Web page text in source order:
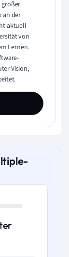
großer
an der
aktuell
von
Lernen.
Vision,